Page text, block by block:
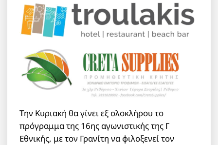
Την Κυριακή θα γίνει εξ ολοκλήρου το
πρόγραμμα της 16ης αγωνιστικής της Γ
Εθνικής, με τον Γρανίτη να φιλοξενεί τον